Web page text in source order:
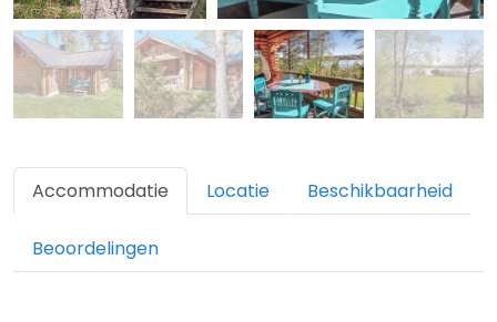
Accommodatie Locatie Beschikbaarheid
Beoordelingen